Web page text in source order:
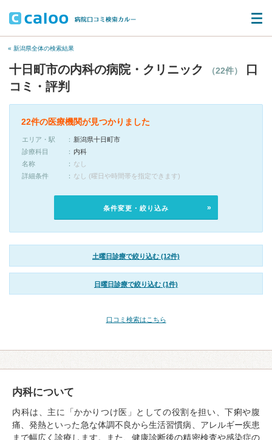
« 新潟県全体の検索結果
十日町市の内科の病院・クリニック （22件）
口
コミ・評判
22件の医療機関が見つかりました
エリア・駅
新潟県十日町市
診療科目
内科
名称
なし
詳細条件
なし (曜日や時間帯を指定できます)
条件変更・絞り込み
土曜日診療で絞り込む (12件)
日曜日診療で絞り込む (1件)
口コミ検索はこちら
内科について
内科は、主に「かかりつけ医」としての役割を担い、下痢や腹
痛、発熱といった急な体調不良から生活習慣病、アレルギー疾患
まで幅広く診療します。また、健康診断後の精密検査や感染症の